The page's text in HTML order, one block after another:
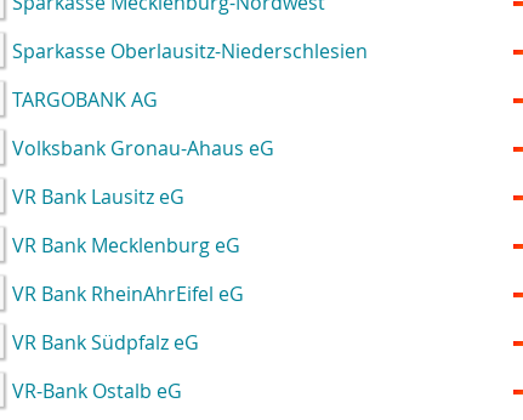
Sparkasse Oberlausitz-Niederschlesien
TARGOBANK AG
Volksbank Gronau-Ahaus eG
VR Bank Lausitz eG
VR Bank Mecklenburg eG
VR Bank RheinAhrEifel eG
VR Bank Südpfalz eG
VR-Bank Ostalb eG